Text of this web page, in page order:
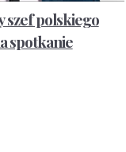
szef polskiego
spotkanie